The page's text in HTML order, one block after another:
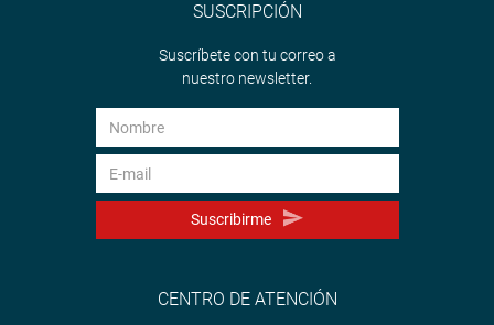
SUSCRIPCIÓN
Suscríbete con tu correo a
nuestro newsletter.
Suscribirme
CENTRO DE ATENCIÓN